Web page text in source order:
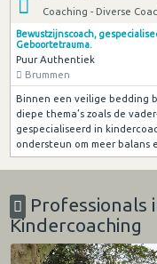
Coaching - Diverse
Bewustzijnscoach,
Geboortetrauma.
Puur Authentiek
Brummen
Binnen een veilige bedding
diepe thema’s zoals de
gespecialiseerd in
ondersteun om meer balans
Professionals
Kindercoaching